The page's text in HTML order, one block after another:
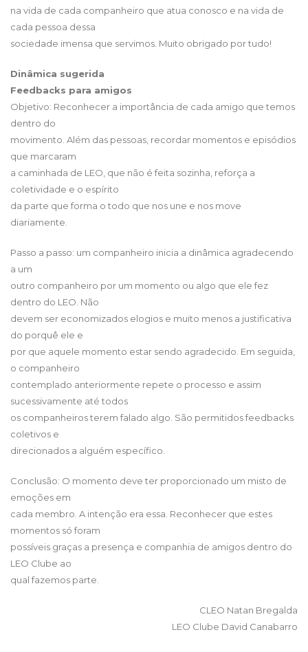
na vida de cada companheiro que atua conosco e na vida de
cada pessoa dessa
sociedade imensa que servimos. Muito obrigado por tudo!
Dinâmica sugerida
Feedbacks para amigos
Objetivo: Reconhecer a importância de cada amigo que temos
dentro do
movimento. Além das pessoas, recordar momentos e episódios
que marcaram
a caminhada de LEO, que não é feita sozinha, reforça a
coletividade e o espírito
da parte que forma o todo que nos une e nos move
diariamente.
Passo a passo: um companheiro inicia a dinâmica agradecendo
a um
outro companheiro por um momento ou algo que ele fez
dentro do LEO. Não
devem ser economizados elogios e muito menos a justificativa
do porquê ele e
por que aquele momento estar sendo agradecido. Em seguida,
o companheiro
contemplado anteriormente repete o processo e assim
sucessivamente até todos
os companheiros terem falado algo. São permitidos feedbacks
coletivos e
direcionados a alguém específico.
Conclusão: O momento deve ter proporcionado um misto de
emoções em
cada membro. A intenção era essa. Reconhecer que estes
momentos só foram
possíveis graças a presença e companhia de amigos dentro do
LEO Clube ao
qual fazemos parte.
CLEO Natan Bregalda
LEO Clube David Canabarro